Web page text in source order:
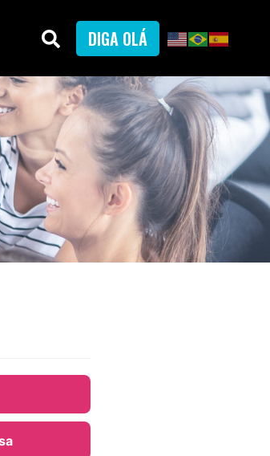
DIGA OLÁ